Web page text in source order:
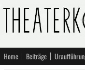
Home Beiträge